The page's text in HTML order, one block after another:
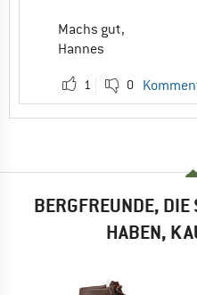
Machs gut,
Hannes
1 0
BERGFREUNDE, DIE
HABEN,